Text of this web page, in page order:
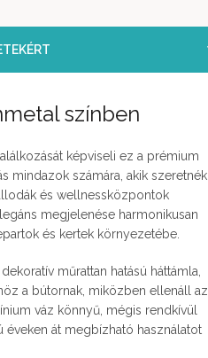
színben
képviseli ez a prémium
mindazok számára, akik szeretnék
és wellnessközpontok
megjelenése harmonikusan
és kertek környezetébe.
műrattan hatású háttámla,
a bútornak, miközben ellenáll az
váz könnyű, mégis rendkívül
át megbízható használatot